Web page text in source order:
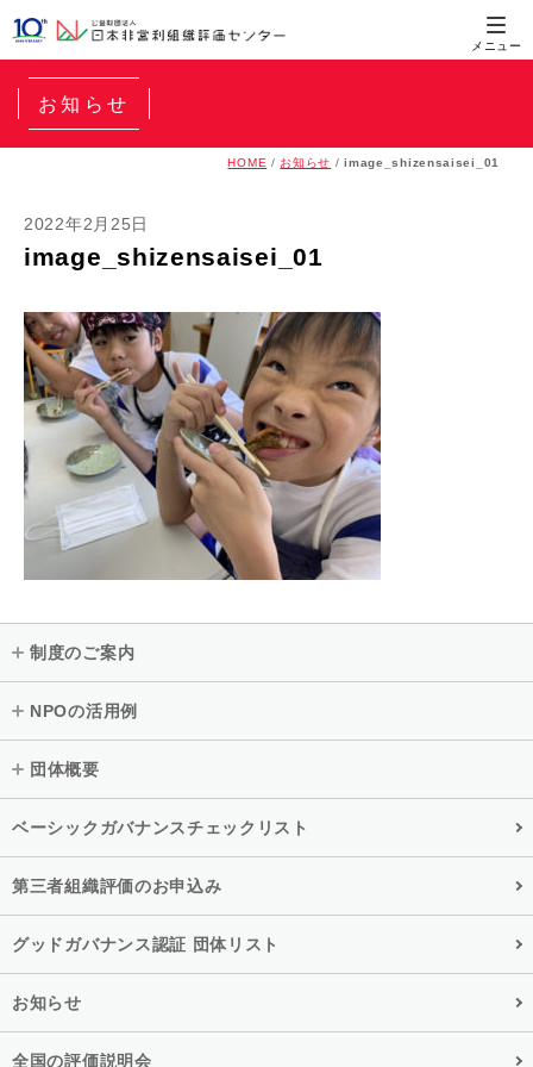
お知らせ
HOME / お知らせ /image_shizensaisei_01
2022年2月25日
image_shizensaisei_01
制度のご案内
NPOの活用例
団体概要
ベーシックガバナンスチェックリスト
第三者組織評価のお申込み
グッドガバナンス認証 団体リスト
お知らせ
全国の評価説明会